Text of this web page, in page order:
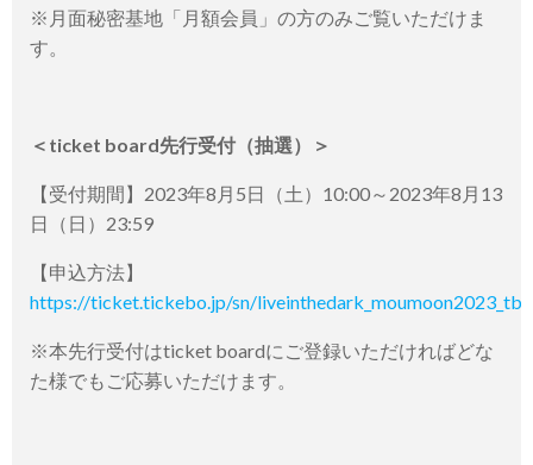
※月面秘密基地「月額会員」の方のみご覧いただけま
す。
＜ticket board先行受付（抽選）＞
【受付期間】2023年8月5日（土）10:00～2023年8月13
日（日）23:59
【申込方法】
https://ticket.tickebo.jp/sn/liveinthedark_moumoon2023_tb
※本先行受付はticket boardにご登録いただければどな
た様でもご応募いただけます。